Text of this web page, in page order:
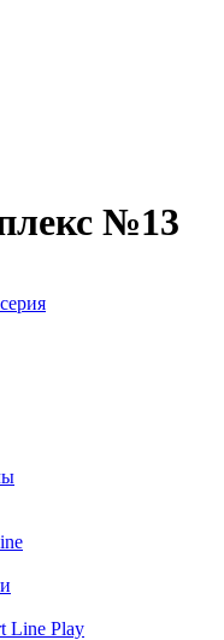
№13
Line Play